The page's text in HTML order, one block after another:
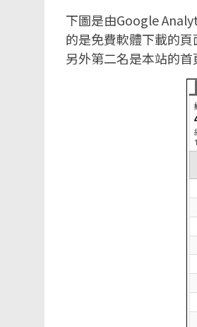
下圖是由Google
的是免費軟體下載的
另外第二名是本站的